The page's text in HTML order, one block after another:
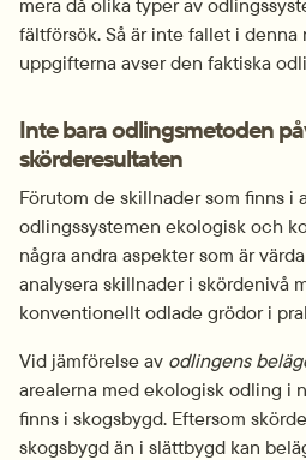
mera då olika typer av
fältförsök. Så är inte fallet i
uppgifterna avser den faktiska
Inte bara odlingsmetoden
skörderesultaten
Förutom de skillnader som finns i
odlingssystemen ekologisk och
några andra aspekter som är
analysera skillnader i skördenivå
konventionellt odlade grödor i
Vid jämförelse av odlingens
arealerna med ekologisk odling i
finns i skogsbygd. Eftersom
skogsbygd än i slättbygd kan